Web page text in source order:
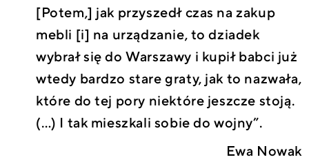
[Potem,] jak przyszedł czas na zakup
mebli [i] na urządzanie, to dziadek
wybrał się do Warszawy i kupił babci już
wtedy bardzo stare graty, jak to nazwała,
które do tej pory niektóre jeszcze stoją.
(…) I tak mieszkali sobie do wojny”.
Ewa Nowak